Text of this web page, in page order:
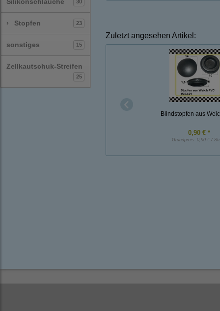
30
› Stopfen 23
sonstiges 15
Zellkautschuk-Streifen
25
Zuletzt angesehen Artikel:
Blindstopfen aus
0,90 € *
Grundpreis: 0,90 € /